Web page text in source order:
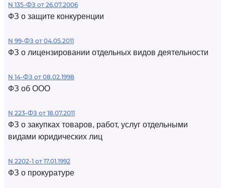
N 135-ФЗ от 26.07.2006
ФЗ о защите конкуренции
N 99-ФЗ от 04.05.2011
ФЗ о лицензировании отдельных видов деятельности
N 14-ФЗ от 08.02.1998
ФЗ об ООО
N 223-ФЗ от 18.07.2011
ФЗ о закупках товаров, работ, услуг отдельными
видами юридических лиц
N 2202-1 от 17.01.1992
ФЗ о прокуратуре